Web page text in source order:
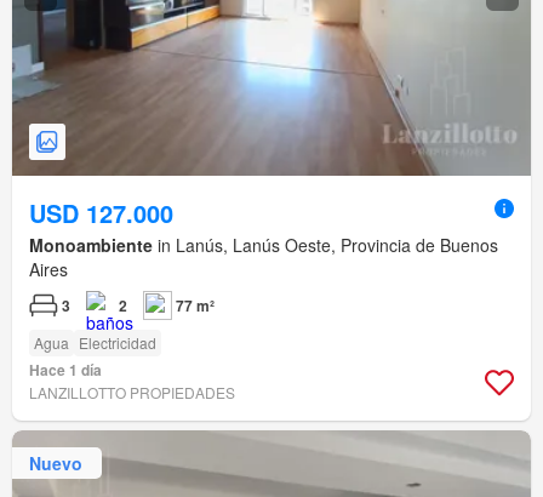
USD 127.000
Monoambiente in Lanús, Lanús Oeste, Provincia de Buenos
Aires
3 2 77 m²
Agua Electricidad
Hace 1 día
LANZILLOTTO PROPIEDADES
Nuevo